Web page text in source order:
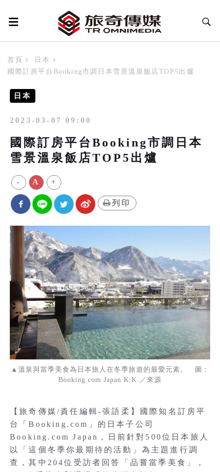
首頁
日本
國際訂房平台Booking市調日本雪景溫泉飯店TOP5出爐
日本
2023-03-07 09:00
國際訂房平台Booking市調日本
雪景溫泉飯店TOP5出爐
- A +
列印
▲溫泉與當季美食為日本旅人在冬季旅遊的最愛元素。 圖：
Booking.com Japan K.K.／來源
【旅奇傳媒/責任編輯-張語柔】國際知名訂房平
台「Booking.com」的日本子公司
Booking.com Japan，日前針對500位日本旅人
以「這個冬季你最期待的活動」為主題進行調
查，其中204位受訪者回答「品嘗當季美食」，